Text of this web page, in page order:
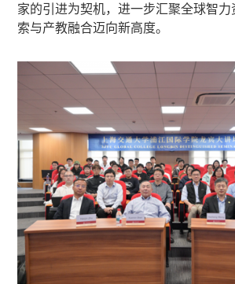
家的引进为契机，进一步汇聚全球智
索与产教融合迈向新高度。